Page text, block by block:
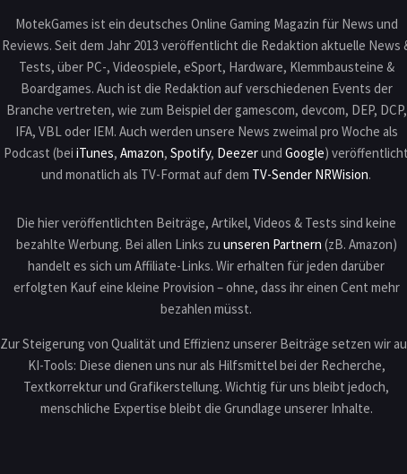
MotekGames ist ein deutsches Online Gaming Magazin für News und
Reviews. Seit dem Jahr 2013 veröffentlicht die Redaktion aktuelle News
Tests, über PC-, Videospiele, eSport, Hardware, Klemmbausteine &
Boardgames. Auch ist die Redaktion auf verschiedenen Events der
Branche vertreten, wie zum Beispiel der gamescom, devcom, DEP, DCP,
IFA, VBL oder IEM. Auch werden unsere News zweimal pro Woche als
Podcast (bei iTunes, Amazon, Spotify, Deezerund Google)
und monatlich als TV-Format auf dem TV-Sender NRWision.
Die hier veröffentlichten Beiträge, Artikel, Videos & Tests sind keine
bezahlte Werbung. Bei allen Links zu unseren Partnern (zB. Amazon)
handelt es sich um Affiliate-Links. Wir erhalten für jeden darüber
erfolgten Kauf eine kleine Provision – ohne, dass ihr einen Cent mehr
bezahlen müsst.
Zur Steigerung von Qualität und Effizienz unserer Beiträge setzen wir
KI-Tools: Diese dienen uns nur als Hilfsmittel bei der Recherche,
Textkorrektur und Grafikerstellung. Wichtig für uns bleibt jedoch,
menschliche Expertise bleibt die Grundlage unserer Inhalte.